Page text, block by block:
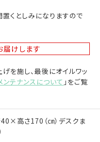
くとしみになりますので
届けします
を施し、最後にオイルワッ
ンテナンスについて 」をご覧
高さ170（㎝）デスクま